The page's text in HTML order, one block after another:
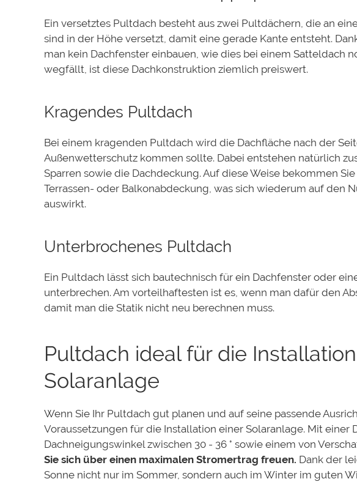
Ein versetztes Pultdach besteht aus zwei Pultdächern, die an
sind in der Höhe versetzt, damit eine gerade Kante entsteht.
man kein Dachfenster einbauen, wie dies bei einem Satteldach
wegfällt, ist diese Dachkonstruktion ziemlich preiswert.
Kragendes Pultdach
Bei einem kragenden Pultdach wird die Dachfläche nach der
Außenwetterschutz kommen sollte. Dabei entstehen natürlich
Sparren sowie die Dachdeckung. Auf diese Weise bekommen
Terrassen- oder Balkonabdeckung, was sich wiederum auf den
auswirkt.
Unterbrochenes Pultdach
Ein Pultdach lässt sich bautechnisch für ein Dachfenster oder
unterbrechen. Am vorteilhaftesten ist es, wenn man dafür den
damit man die Statik nicht neu berechnen muss.
Pultdach ideal für die
Solaranlage
Wenn Sie Ihr Pultdach gut planen und auf seine passende
Voraussetzungen für die Installation einer Solaranlage. Mit einer
Dachneigungswinkel zwischen 30 - 36 ° sowie einem von
Sie sich über einen maximalen Stromertrag freuen. Dank der
Sonne nicht nur im Sommer, sondern auch im Winter im guten